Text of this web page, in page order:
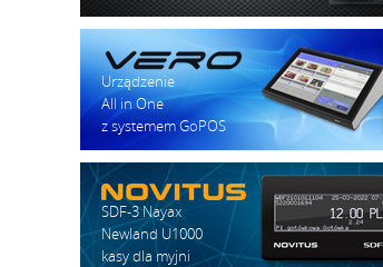
Urządzenie
All in One
z systemem GoPOS
SDF-3 Nayax
Newland U1000
kasy dla myjni